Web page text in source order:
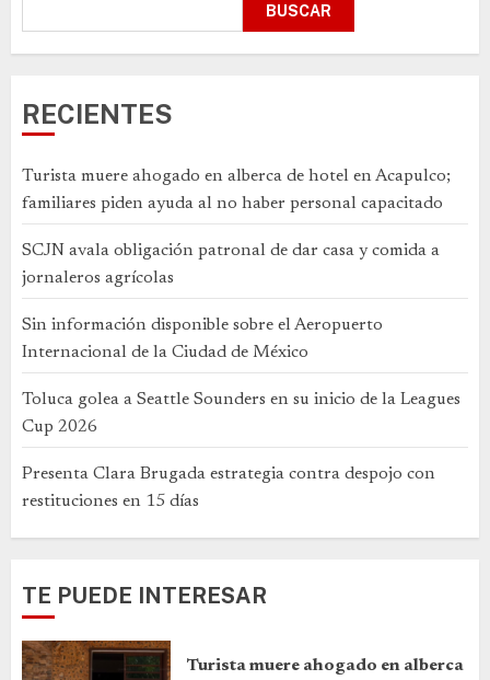
BUSCAR
RECIENTES
Turista muere ahogado en alberca de hotel en Acapulco;
familiares piden ayuda al no haber personal capacitado
SCJN avala obligación patronal de dar casa y comida a
jornaleros agrícolas
Sin información disponible sobre el Aeropuerto
Internacional de la Ciudad de México
Toluca golea a Seattle Sounders en su inicio de la Leagues
Cup 2026
Presenta Clara Brugada estrategia contra despojo con
restituciones en 15 días
TE PUEDE INTERESAR
Turista muere ahogado en alberca